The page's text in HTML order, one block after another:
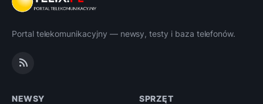
Portal telekomunikacyjny — newsy, testy i baza telefonów.
NEWSY SPRZĘT